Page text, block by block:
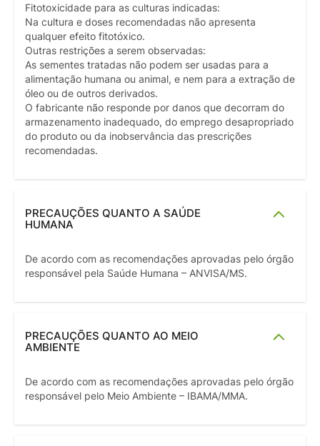
Fitotoxicidade para as culturas indicadas:
Na cultura e doses recomendadas não apresenta
qualquer efeito fitotóxico.
Outras restrições a serem observadas:
As sementes tratadas não podem ser usadas para a
alimentação humana ou animal, e nem para a extração de
óleo ou de outros derivados.
O fabricante não responde por danos que decorram do
armazenamento inadequado, do emprego desapropriado
do produto ou da inobservância das prescrições
recomendadas.
PRECAUÇÕES QUANTO A SAÚDE
HUMANA
De acordo com as recomendações aprovadas pelo órgão
responsável pela Saúde Humana – ANVISA/MS.
PRECAUÇÕES QUANTO AO MEIO
AMBIENTE
De acordo com as recomendações aprovadas pelo órgão
responsável pelo Meio Ambiente – IBAMA/MMA.